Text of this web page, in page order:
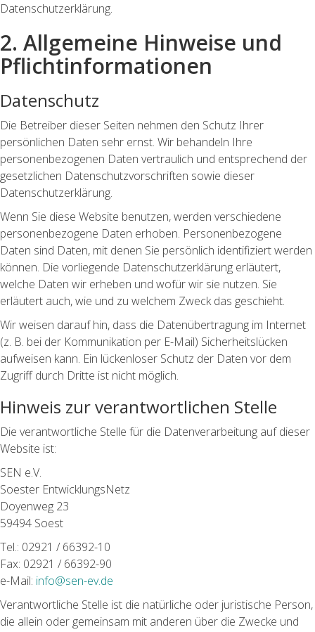
Datenschutzerklärung.
2. Allgemeine Hinweise und
Pflichtinformationen
Datenschutz
Die Betreiber dieser Seiten nehmen den Schutz Ihrer
persönlichen Daten sehr ernst. Wir behandeln Ihre
personenbezogenen Daten vertraulich und entsprechend der
gesetzlichen Datenschutzvorschriften sowie dieser
Datenschutzerklärung.
Wenn Sie diese Website benutzen, werden verschiedene
personenbezogene Daten erhoben. Personenbezogene
Daten sind Daten, mit denen Sie persönlich identifiziert werden
können. Die vorliegende Datenschutzerklärung erläutert,
welche Daten wir erheben und wofür wir sie nutzen. Sie
erläutert auch, wie und zu welchem Zweck das geschieht.
Wir weisen darauf hin, dass die Datenübertragung im Internet
(z. B. bei der Kommunikation per E-Mail) Sicherheitslücken
aufweisen kann. Ein lückenloser Schutz der Daten vor dem
Zugriff durch Dritte ist nicht möglich.
Hinweis zur verantwortlichen Stelle
Die verantwortliche Stelle für die Datenverarbeitung auf dieser
Website ist:
SEN e.V.
Soester EntwicklungsNetz
Doyenweg 23
59494 Soest
Tel.: 02921 / 66392-10
Fax: 02921 / 66392-90
e-Mail: info@sen-ev.de
Verantwortliche Stelle ist die natürliche oder juristische Person,
die allein oder gemeinsam mit anderen über die Zwecke und